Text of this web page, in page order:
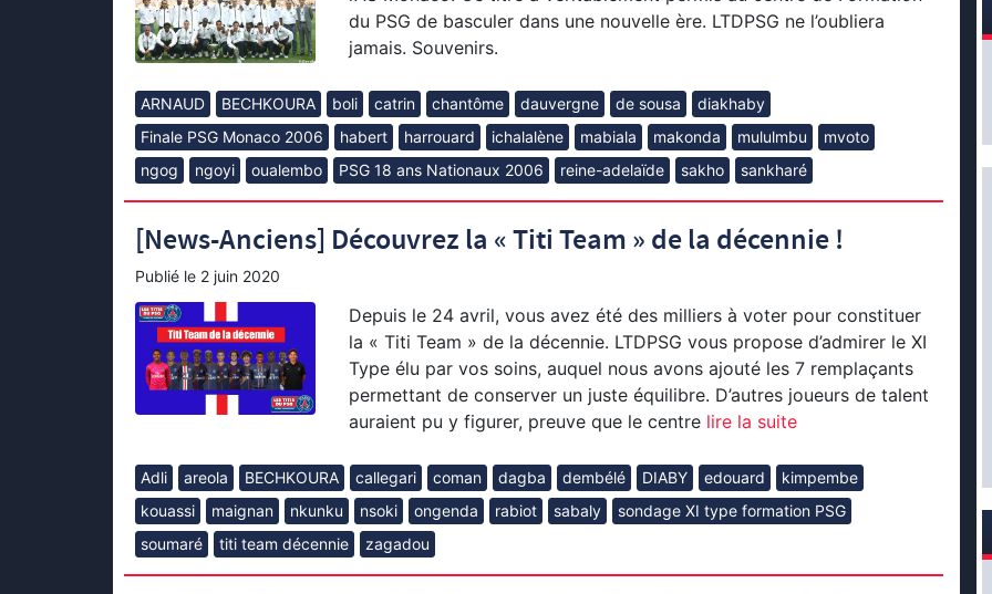
du PSG de basculer dans une nouvelle ère. LTDPSG ne l’oubliera
jamais. Souvenirs.
ARNAUD BECHKOURA boli catrin chantôme dauvergne de sousa
diakhaby
Finale PSG Monaco 2006
habert harrouard ichalalène mabiala makonda mululmbu
mvoto
ngog
ngoyi oualembo PSG 18 ans Nationaux 2006 reine-adelaïde sakho sankharé
[News-Anciens] Découvrez la « Titi Team » de la décennie !
Publié le 2 juin 2020
Depuis le 24 avril, vous avez été des milliers à voter pour constituer
la « Titi Team » de la décennie. LTDPSG vous propose d’admirer le XI
Type élu par vos soins, auquel nous avons ajouté les 7 remplaçants
permettant de conserver un juste équilibre. D’autres joueurs de talent
auraient pu y figurer, preuve que le centrelire la suite
Adli areola BECHKOURA callegari coman dagba dembélé DIABY edouard
kimpembe
kouassi
maignan nkunku nsoki ongenda rabiot sabaly
sondage XI type formation PSG
soumaré
titi team décennie zagadou